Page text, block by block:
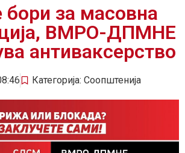
за масовна
ВМРО-ДПМНЕ
антиваксерство
Категорија: Соопштенија